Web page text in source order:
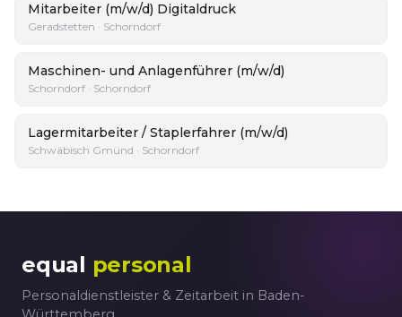
Mitarbeiter (m/w/d) Digitaldruck
Geradstetten · Schorndorf
Maschinen- und Anlagenführer (m/w/d)
Schorndorf · Schorndorf
Lagermitarbeiter / Staplerfahrer (m/w/d)
Schwäbisch Gmünd · Schorndorf
equal personal
Personaldienstleister & Zeitarbeit in Baden-